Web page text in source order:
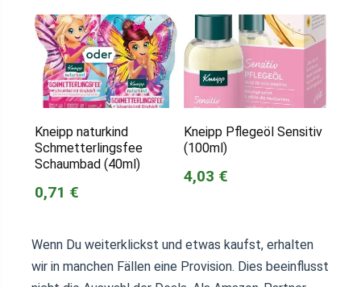
Kneipp naturkind
Schmetterlingsfee
Schaumbad (40ml)
0,71 €
Kneipp Pflegeöl Sensitiv
(100ml)
4,03 €
Wenn Du weiterklickst und etwas kaufst, erhalten
wir in manchen Fällen eine Provision. Dies beeinflusst